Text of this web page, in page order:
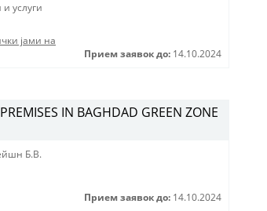
услуги
јами на
Прием заявок до: 14.10.2024
IN BAGHDAD GREEN ZONE
Б.В.
Прием заявок до: 14.10.2024